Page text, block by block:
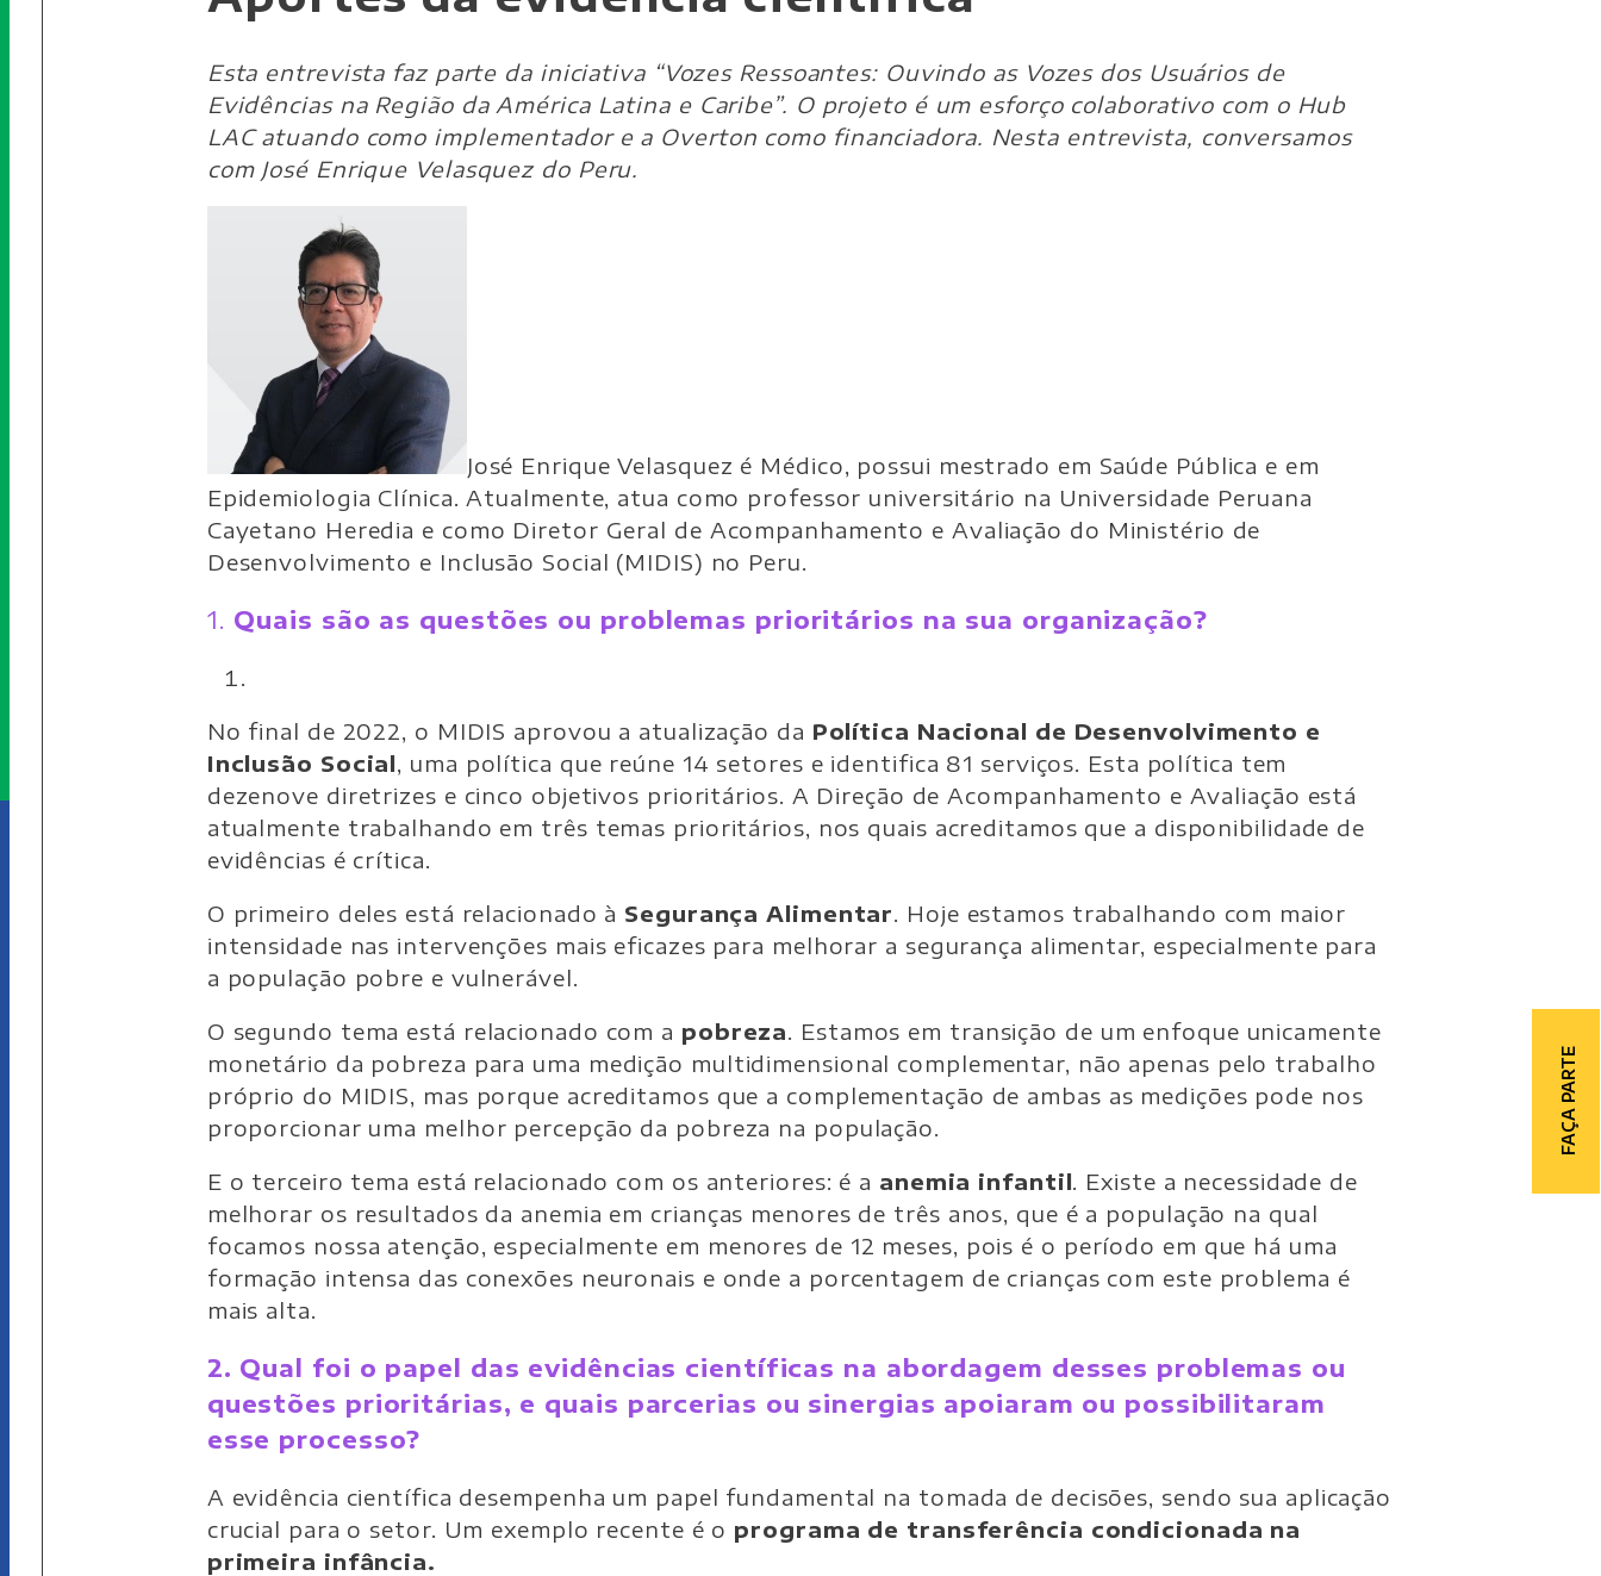
FAÇA PARTE
Esta entrevista faz parte da iniciativa “Vozes Ressoantes: Ouvindo as Vozes dos Usuários de
Evidências na Região da América Latina e Caribe”. O projeto é um esforço colaborativo com o Hub
LAC atuando como implementador e a Overton como financiadora. Nesta entrevista, conversamos
com José Enrique Velasquez do Peru.
José Enrique Velasquez é Médico, possui mestrado em Saúde Pública e em
Epidemiologia Clínica. Atualmente, atua como professor universitário na Universidade Peruana
Cayetano Heredia e como Diretor Geral de Acompanhamento e Avaliação do Ministério de
Desenvolvimento e Inclusão Social (MIDIS) no Peru.
1. Quais são as questões ou problemas prioritários na sua organização?
No final de 2022, o MIDIS aprovou a atualização da Política Nacional de Desenvolvimento e
Inclusão Social, uma política que reúne 14 setores e identifica 81 serviços. Esta política tem
dezenove diretrizes e cinco objetivos prioritários. A Direção de Acompanhamento e Avaliação está
atualmente trabalhando em três temas prioritários, nos quais acreditamos que a disponibilidade de
evidências é crítica.
O primeiro deles está relacionado à Segurança Alimentar. Hoje estamos trabalhando com maior
intensidade nas intervenções mais eficazes para melhorar a segurança alimentar, especialmente para
a população pobre e vulnerável.
O segundo tema está relacionado com a pobreza. Estamos em transição de um enfoque unicamente
monetário da pobreza para uma medição multidimensional complementar, não apenas pelo trabalho
próprio do MIDIS, mas porque acreditamos que a complementação de ambas as medições pode nos
proporcionar uma melhor percepção da pobreza na população.
E o terceiro tema está relacionado com os anteriores: é a anemia infantil. Existe a necessidade de
melhorar os resultados da anemia em crianças menores de três anos, que é a população na qual
focamos nossa atenção, especialmente em menores de 12 meses, pois é o período em que há uma
formação intensa das conexões neuronais e onde a porcentagem de crianças com este problema é
mais alta.
2. Qual foi o papel das evidências científicas na abordagem desses problemas ou
questões prioritárias, e quais parcerias ou sinergias apoiaram ou possibilitaram
esse processo?
A evidência científica desempenha um papel fundamental na tomada de decisões, sendo sua aplicação
crucial para o setor. Um exemplo recente é o programa de transferência condicionada na
primeira infância.